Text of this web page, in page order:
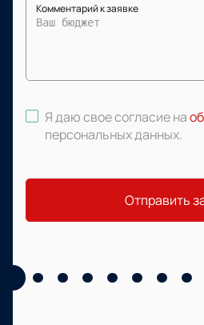
Комментарий к заявке
Я даю свое согласие на
персональных данных.
Отправить